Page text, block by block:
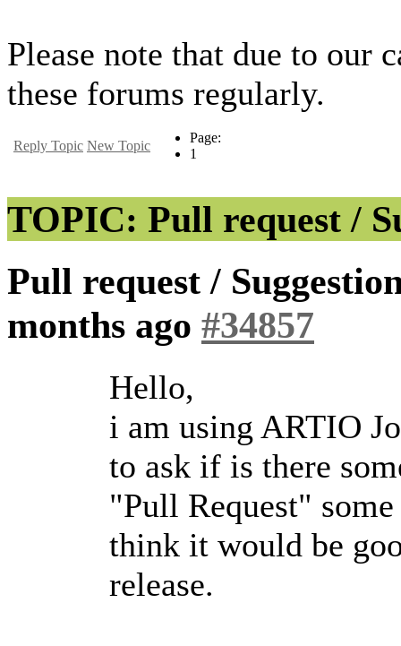
Please note that due to
these forums regularly.
Reply Topic New Topic
Page:
1
TOPIC: Pull request /
Pull request /
months ago #34857
Hello,
i am using ARTIO
to ask if is there
"Pull Request"
think it would be
release.